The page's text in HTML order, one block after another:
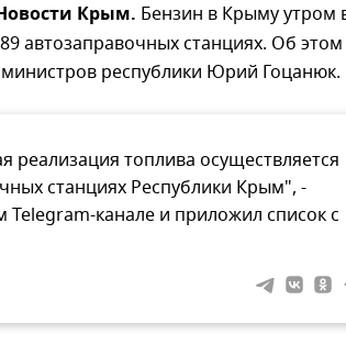
Крым. Бензин в Крыму утром
автозаправочных станциях. Об этом
республики Юрий Гоцанюк.
реализация топлива осуществляется
станциях Республики Крым", -
Telegram-канале и приложил список с